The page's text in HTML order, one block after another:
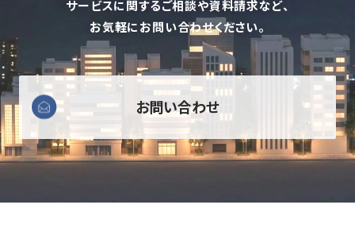
サービスに関するご相談や資料請求など、
お気軽にお問い合わせください。
お問い合わせ